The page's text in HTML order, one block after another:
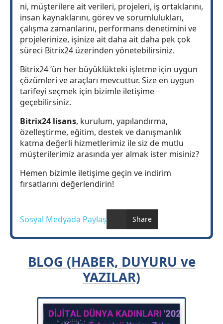
ni, müşterilere ait verileri, projeleri, iş ortaklarını,
insan kaynaklarını, görev ve sorumlulukları,
çalışma zamanlarını, performans denetimini ve
projelerinize, işinize ait daha ait daha pek çok
süreci Bitrix24 üzerinden yönetebilirsiniz.
Bitrix24 ‘ün her büyüklükteki işletme için uygun
çözümleri ve araçları mevcuttur. Size en uygun
tarifeyi seçmek için bizimle iletişime
geçebilirsiniz.
Bitrix24 lisans, kurulum, yapılandırma,
özelleştirme, eğitim, destek ve danışmanlık
katma değerli hizmetlerimiz ile siz de mutlu
müşterilerimiz arasında yer almak ister misiniz?
Hemen bizimle iletişime geçin ve indirim
fırsatlarını değerlendirin!
Sosyal Medyada Paylaş Share
BLOG (HABER, DUYURU ve
YAZILAR)